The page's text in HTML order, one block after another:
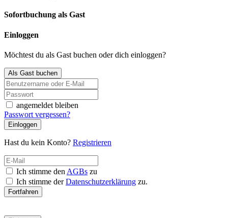
Sofortbuchung als Gast
Einloggen
Möchtest du als Gast buchen oder dich einloggen?
Als Gast buchen
angemeldet bleiben
Passwort vergessen?
Einloggen
Hast du kein Konto? Registrieren
Ich stimme den AGBs zu
Ich stimme derDatenschutzerklärung zu.
Fortfahren